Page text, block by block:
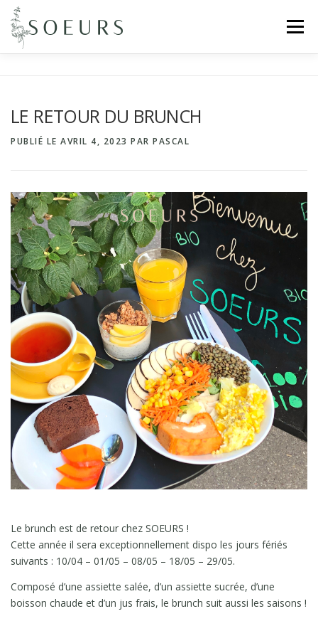
Aller
contenu
Menu
PRIVATISATION
LE RETOUR DU BRUNCH
PUBLIÉ LE AVRIL 4, 2023 PAR PASCAL
Le brunch est de retour chez SOEURS !
Cette année il sera exceptionnellement dispo les jours fériés
suivants : 10/04 – 01/05 – 08/05 – 18/05 – 29/05.
Composé d’une assiette salée, d’un assiette sucrée, d’une
boisson chaude et d’un jus frais, le brunch suit aussi les saisons !